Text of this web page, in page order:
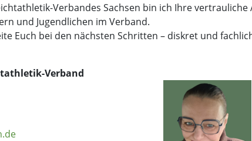
Verbandes Sachsen bin ich Ihre
und Jugendlichen im Verband.
Euch bei den nächsten Schritten – diskret und
Verband